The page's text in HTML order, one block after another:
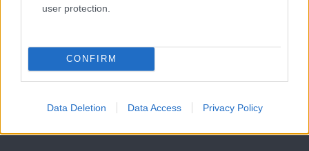
user protection.
CONFIRM
Data Deletion Data Access Privacy Policy
Kapcsolódó hírek